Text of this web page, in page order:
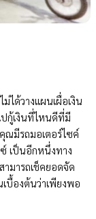
ได้วางแผนเผื่อเงิน
ปกู้เงินที่ไหนดีที่มี
คุณมีรถมอเตอร์ไซค์
ซ์ เป็นอีกหนึ่งทาง
มารถเช็คยอดจัด
บื้องต้นว่าเพียงพอ